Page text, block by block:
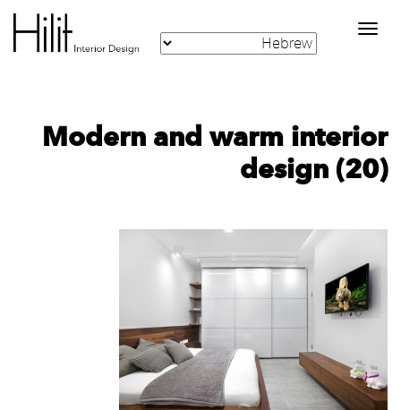
Toggle
navigation
Modern and warm interior
design (20)